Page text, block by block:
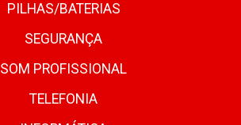
PILHAS/BATERIAS
SEGURANÇA
SOM PROFISSIONAL
TELEFONIA